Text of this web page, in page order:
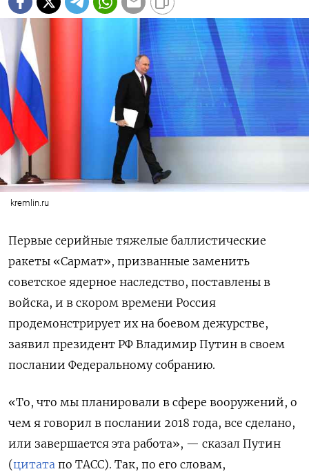
kremlin.ru
Первые серийные тяжелые баллистические
ракеты «Сармат», призванные заменить
советское ядерное наследство, поставлены в
войска, и в скором времени Россия
продемонстрирует их на боевом дежурстве,
заявил президент РФ Владимир Путин в своем
послании Федеральному собранию.
«То, что мы планировали в сфере вооружений, о
чем я говорил в послании 2018 года, все сделано,
или завершается эта работа», — сказал Путин
(цитата по ТАСС). Так, по его словам,